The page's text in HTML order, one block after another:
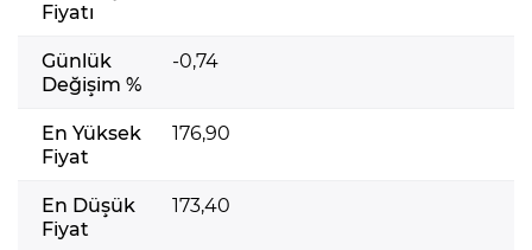
Fiyatı
Günlük
Değişim %
-0,74
En Yüksek
Fiyat
176,90
En Düşük
Fiyat
173,40